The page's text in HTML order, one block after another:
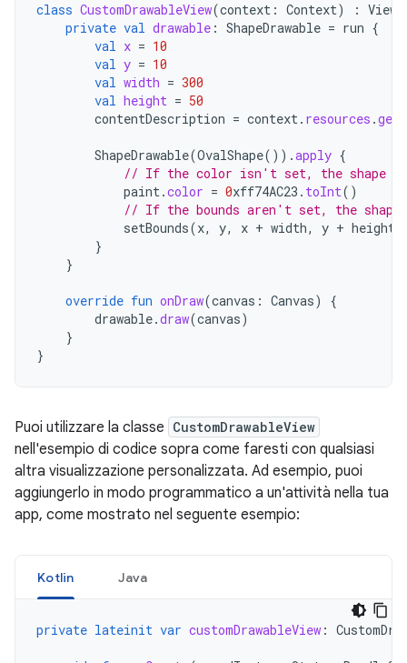
class CustomDrawableView(context : Context) : View
private val drawable : ShapeDrawable = run {
val x = 10
val y = 10
val width = 300
val height = 50
contentDescription = context. resources .
ShapeDrawable(OvalShape()).apply {
// If the color isn't set, the shape
paint.color = 0xff74AC23 . toInt()
// If the bounds aren't set, the shape
setBounds(x, y, x + width, y + height
}
}
override fun onDraw(canvas : Canvas)
{
drawable.draw(canvas)
}
}
Puoi utilizzare la classe CustomDrawableView
nell'esempio di codice sopra come faresti con qualsiasi
altra visualizzazione personalizzata. Ad esempio, puoi
aggiungerlo in modo programmatico a un'attività nella tua
app, come mostrato nel seguente esempio:
Kotlin Java
private lateinit var customDrawableView :